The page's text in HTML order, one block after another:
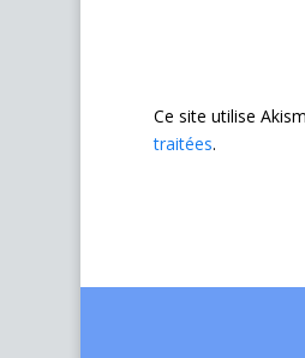
Ce site utilise
traitées.